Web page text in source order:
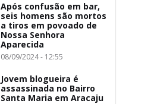
Após confusão em bar,
seis homens são mortos
a tiros em povoado de
Nossa Senhora
Aparecida
08/09/2024 - 12:55
Jovem blogueira é
assassinada no Bairro
Santa Maria em Aracaju